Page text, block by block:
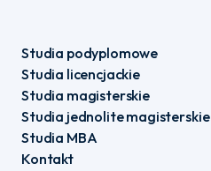
Studia podyplomowe
Studia licencjackie
Studia magisterskie
Studia jednolite magisterskie
Studia MBA
Kontakt